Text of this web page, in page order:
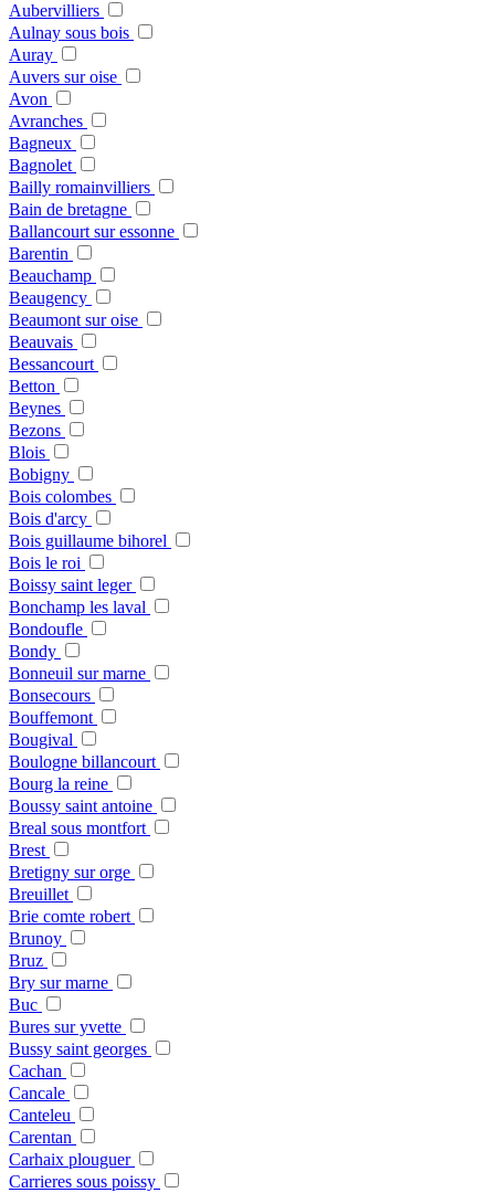
Aubervilliers
Aulnay sous bois
Auray
Auvers sur oise
Avon
Avranches
Bagneux
Bagnolet
Bailly romainvilliers
Bain de bretagne
Ballancourt sur essonne
Barentin
Beauchamp
Beaugency
Beaumont sur oise
Beauvais
Bessancourt
Betton
Beynes
Bezons
Blois
Bobigny
Bois colombes
Bois d'arcy
Bois guillaume bihorel
Bois le roi
Boissy saint leger
Bonchamp les laval
Bondoufle
Bondy
Bonneuil sur marne
Bonsecours
Bouffemont
Bougival
Boulogne billancourt
Bourg la reine
Boussy saint antoine
Breal sous montfort
Brest
Bretigny sur orge
Breuillet
Brie comte robert
Brunoy
Bruz
Bry sur marne
Buc
Bures sur yvette
Bussy saint georges
Cachan
Cancale
Canteleu
Carentan
Carhaix plouguer
Carrieres sous poissy